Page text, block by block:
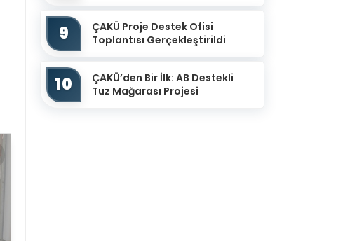
9
ÇAKÜ Proje Destek Ofisi
Toplantısı Gerçekleştirildi
10
ÇAKÜ’den Bir İlk: AB Destekli
Tuz Mağarası Projesi